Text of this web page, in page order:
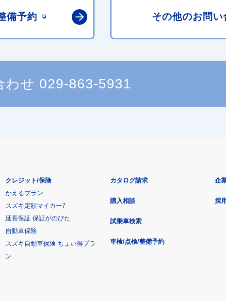
備予約 その他のお問い
わせ 029-863-5931
クレジット/保険
かえるプラン
スズキ定額マイカー7
延長保証 保証がのびた
自動車保険
スズキ自動車保険 ちょい得プラ
ン
カタログ請求
購入相談
試乗車検索
車検/点検/整備予約
企
採